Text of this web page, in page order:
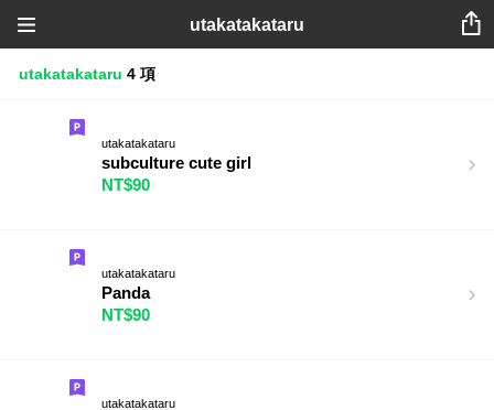
utakatakataru
utakatakataru 4 項
utakatakataru
subculture cute girl
NT$90
utakatakataru
Panda
NT$90
utakatakataru